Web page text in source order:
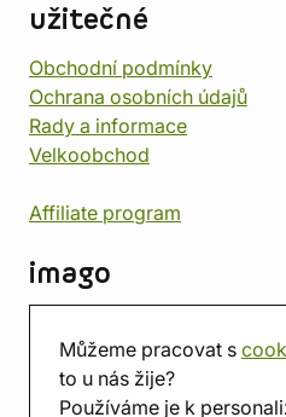
Můžeme pracovat s
to u nás žije?
Používáme je k
užitečné
Obchodní podmínky
Ochrana osobních údajů
Rady a informace
Velkoobchod
Affiliate program
imago
Prodejna
Herna
O nás